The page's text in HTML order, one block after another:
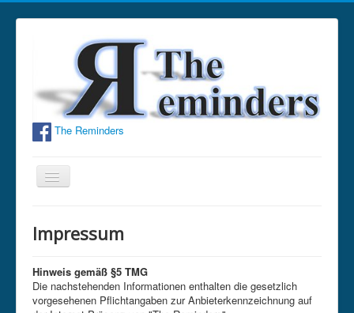
The Reminders
Navigation
an/aus
Bandinfo
Fotos
Hörproben
Impressum
Hinweis gemäß §5 TMG
Die nachstehenden Informationen enthalten die gesetzlich
vorgesehenen Pflichtangaben zur Anbieterkennzeichnung auf